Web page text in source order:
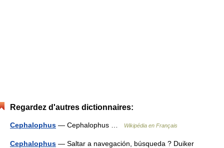
Regardez d'autres dictionnaires:
Cephalophus — Cephalophus … Wikipédia en Français
Cephalophus — Saltar a navegación, búsqueda ? Duiker